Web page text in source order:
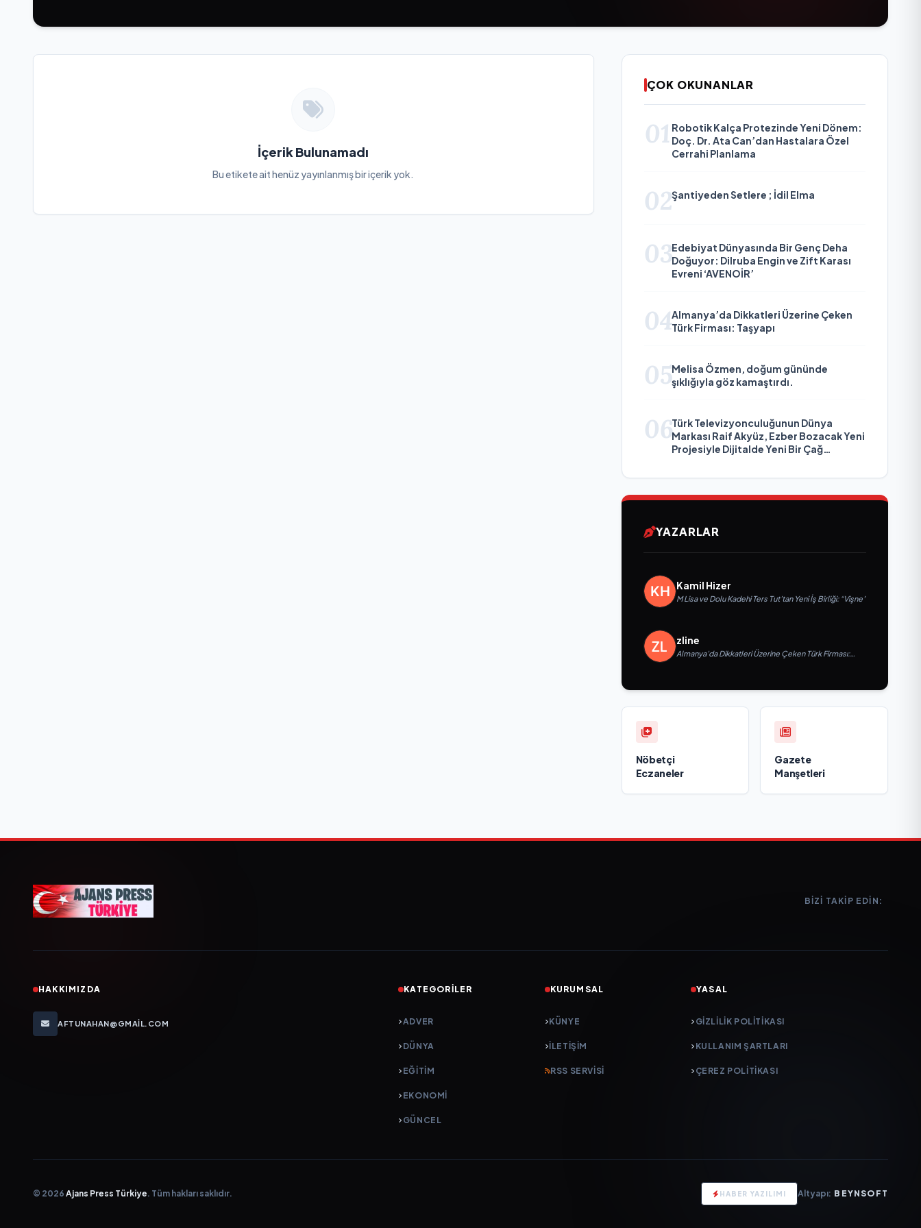
İçerik Bulunamadı
Bu etikete ait henüz yayınlanmış bir içerik yok.
ÇOK OKUNANLAR
01 Robotik Kalça Protezinde Yeni Dönem:
Doç. Dr. Ata Can’dan Hastalara Özel
Cerrahi Planlama
02Şantiyeden Setlere ; İdil Elma
03Edebiyat Dünyasında Bir Genç Deha
Doğuyor: Dilruba Engin ve Zift Karası
Evreni ‘AVENOİR’
04Almanya’da Dikkatleri Üzerine Çeken
Türk Firması: Taşyapı
05Melisa Özmen, doğum gününde
şıklığıyla göz kamaştırdı.
06Türk Televizyonculuğunun Dünya
Markası Raif Akyüz, Ezber Bozacak Yeni
Projesiyle Dijitalde Yeni Bir Çağ
YAZARLAR
Kamil Hizer
M Lisa ve Dolu Kadehi Ters Tut’tan Yeni İş Birliği: “Vişne”
zline
Almanya’da Dikkatleri Üzerine Çeken Türk Firması:
Nöbetçi
Eczaneler
Gazete
Manşetleri
BIZI TAKIP EDIN:
HAKKIMIZDA
AFTUNAHAN@GMAIL.COM
KATEGORILER
ADVER
DÜNYA
EĞİTİM
EKONOMİ
GÜNCEL
KURUMSAL
KÜNYE
İLETIŞIM
RSS SERVISI
YASAL
GIZLILIK POLITIKASI
KULLANIM ŞARTLARI
ÇEREZ POLITIKASI
© 2026 Ajans Press Türkiye. Tüm hakları saklıdır. HABER YAZILIMI Altyapı: BEYNSOFT